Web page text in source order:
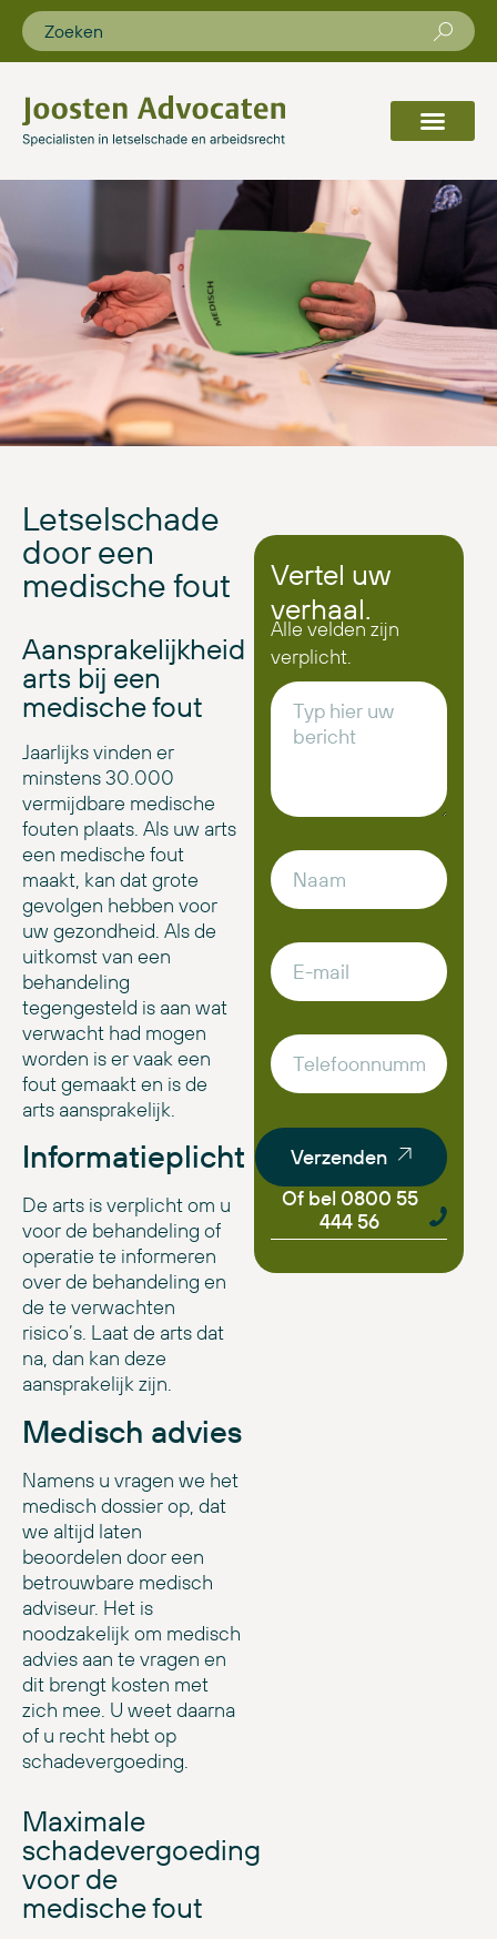
Letselschade
door een
medische fout
Aansprakelijkheid
arts bij een
medische fout
Jaarlijks vinden er
minstens 30.000
vermijdbare medische
fouten plaats. Als uw arts
een medische fout
maakt, kan dat grote
gevolgen hebben voor
uw gezondheid. Als de
uitkomst van een
behandeling
tegengesteld is aan wat
verwacht had mogen
worden is er vaak een
fout gemaakt en is de
arts aansprakelijk.
Informatieplicht
De arts is verplicht om u
voor de behandeling of
operatie te informeren
over de behandeling en
de te verwachten
risico’s. Laat de arts dat
na, dan kan deze
aansprakelijk zijn.
Medisch advies
Namens u vragen we het
medisch dossier op, dat
we altijd laten
beoordelen door een
betrouwbare medisch
adviseur. Het is
noodzakelijk om medisch
advies aan te vragen en
dit brengt kosten met
zich mee. U weet daarna
of u recht hebt op
schadevergoeding.
Maximale
schadevergoeding
voor de
medische fout
Vertel uw
verhaal.
Alle velden zijn
verplicht.
Verzenden
Of bel 0800 55
444 56